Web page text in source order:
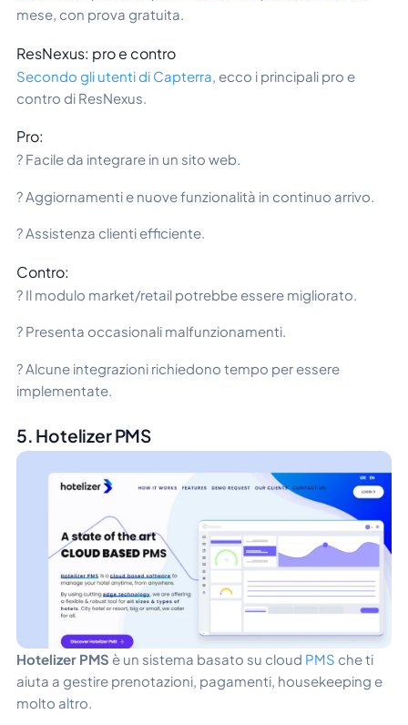
mese, con prova gratuita.
ResNexus: pro e contro
Secondo gli utenti di Capterra , ecco i principali pro e
contro di ResNexus.
Pro:
? Facile da integrare in un sito web.
? Aggiornamenti e nuove funzionalità in continuo arrivo.
? Assistenza clienti efficiente.
Contro:
? Il modulo market/retail potrebbe essere migliorato.
? Presenta occasionali malfunzionamenti.
? Alcune integrazioni richiedono tempo per essere
implementate.
5. Hotelizer PMS
Hotelizer PMS è un sistema basato su cloud PMS che ti
aiuta a gestire prenotazioni, pagamenti, housekeeping e
molto altro.